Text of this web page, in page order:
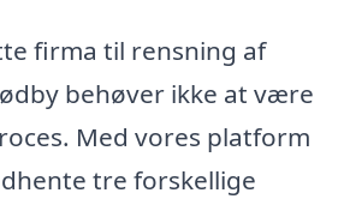
firma til rensning af
behøver ikke at være
Med vores platform
tre forskellige